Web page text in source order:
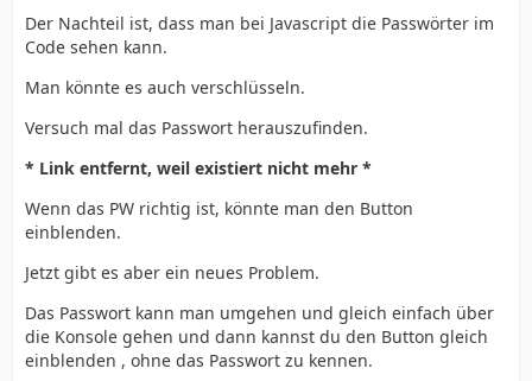
Der Nachteil ist, dass man bei Javascript die Passwörter im
Code sehen kann.
Man könnte es auch verschlüsseln.
Versuch mal das Passwort herauszufinden.
* Link entfernt, weil existiert nicht mehr *
Wenn das PW richtig ist, könnte man den Button
einblenden.
Jetzt gibt es aber ein neues Problem.
Das Passwort kann man umgehen und gleich einfach über
die Konsole gehen und dann kannst du den Button gleich
einblenden , ohne das Passwort zu kennen.